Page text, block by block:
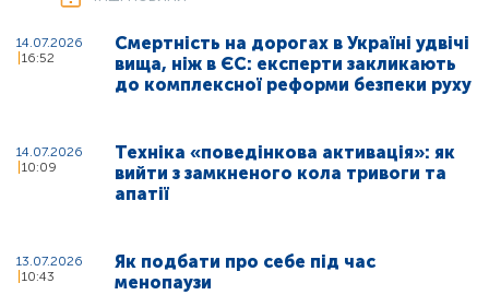
14.07.2026
16:52
Смертність на дорогах в Україні удвічі
вища, ніж в ЄС: експерти закликають
до комплексної реформи безпеки руху
14.07.2026
10:09
Техніка «поведінкова активація»: як
вийти з замкненого кола тривоги та
апатії
13.07.2026
10:43
Як подбати про себе під час
менопаузи